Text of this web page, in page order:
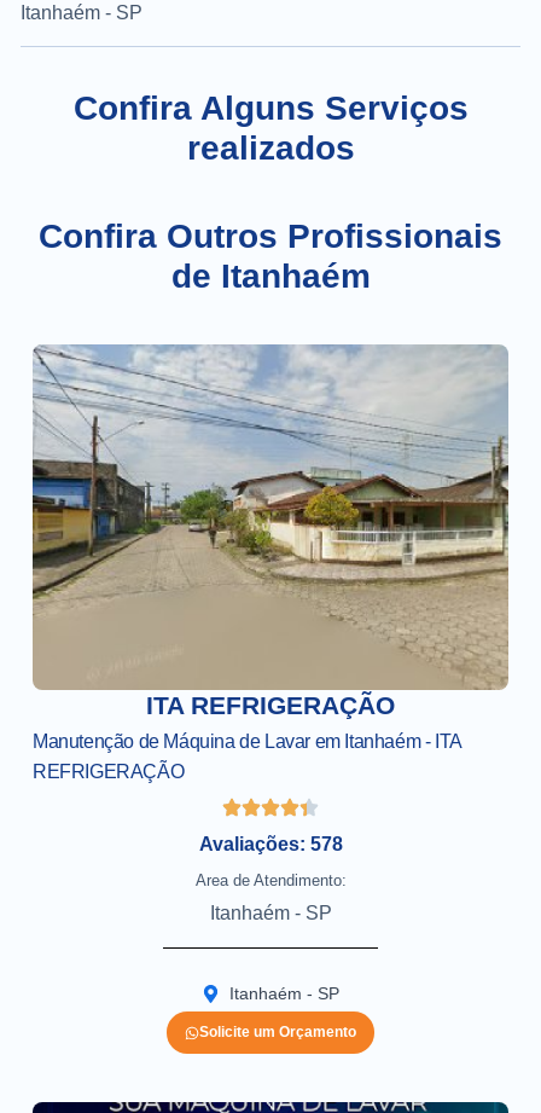
Itanhaém - SP
Confira Alguns Serviços
realizados
Confira Outros Profissionais
de Itanhaém
ITA REFRIGERAÇÃO
Manutenção de Máquina de Lavar em Itanhaém - ITA
REFRIGERAÇÃO
Avaliações: 578
Area de Atendimento:
Itanhaém - SP
Itanhaém - SP
Solicite um Orçamento